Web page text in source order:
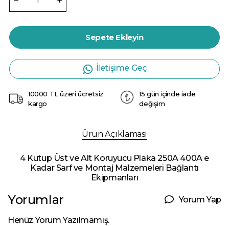
Sepete Ekleyin
İletişime Geç
10000 TL üzeri ücretsiz
kargo
15 gün içinde iade
değişim
Ürün Açıklaması
4 Kutup Üst ve Alt Koruyucu Plaka 250A 400A e
Kadar Sarf ve Montaj Malzemeleri Bağlantı
Ekipmanları
Yorumlar Yorum Yap
Henüz Yorum Yazılmamış.